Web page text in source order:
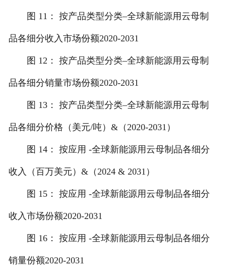
图 11： 按产品类型分类–全球新能源用云母制
品各细分收入市场份额2020-2031
图 12： 按产品类型分类–全球新能源用云母制
品各细分销量市场份额2020-2031
图 13： 按产品类型分类–全球新能源用云母制
品各细分价格（美元/吨）&（2020-2031）
图 14： 按应用 -全球新能源用云母制品各细分
收入（百万美元）&（2024 & 2031）
图 15： 按应用 -全球新能源用云母制品各细分
收入市场份额2020-2031
图 16： 按应用 -全球新能源用云母制品各细分
销量份额2020-2031